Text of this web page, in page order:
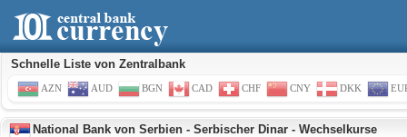
Schnelle Liste von Zentralbank
AZN AUD BGN CAD CHF CNY DKK
National Bank von Serbien - Serbischer Dinar - Wechselkurse